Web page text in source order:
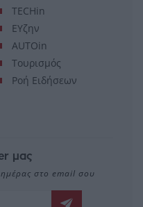
TECHin
ΕΥζην
AUTOin
Τουρισμός
Ροή Ειδήσεων
μας
ημέρας στο email σου